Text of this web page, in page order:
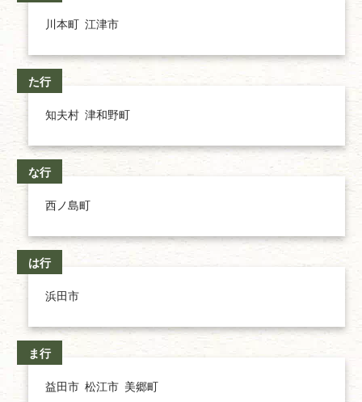
川本町 江津市
た行
知夫村 津和野町
な行
西ノ島町
は行
浜田市
ま行
益田市 松江市 美郷町